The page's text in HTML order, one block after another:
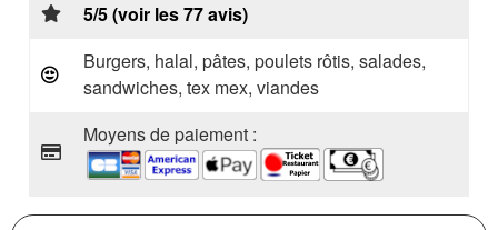
5/5 (voir les 77 avis)
Burgers, halal, pâtes, poulets rôtis, salades,
sandwiches, tex mex, viandes
Moyens de paiement :